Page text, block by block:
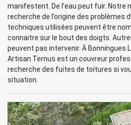
manifestent. De l’eau peut fuir. Notre
recherche de l’origine des problèmes
techniques utilisées peuvent être
connaitre sur le bout des doigts.
peuvent pas intervenir. À Bonningues
Artisan Ternus est un couvreur
recherche des fuites de toitures si
situation.